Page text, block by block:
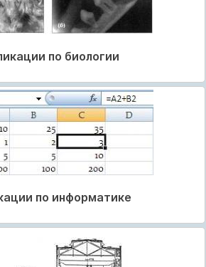
по биологии
по информатике